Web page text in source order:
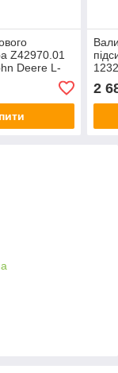
Z42970.01
Deere L-
2